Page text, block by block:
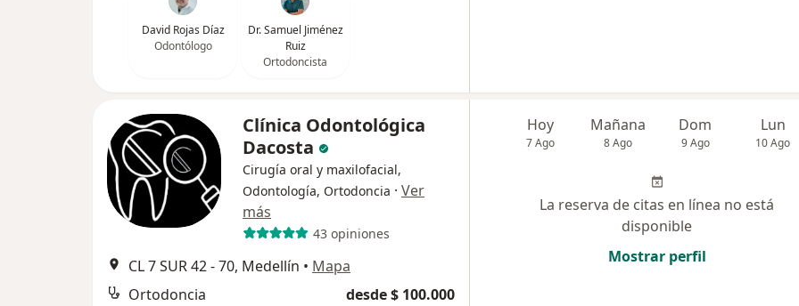
David Rojas Díaz
Odontólogo
Dr. Samuel Jiménez
Ruiz
Ortodoncista
Clínica Odontológica
Dacosta
Cirugía oral y maxilofacial,
Odontología, Ortodoncia · Ver
más
43 opiniones
CL 7 SUR 42 - 70, Medellín • Mapa
Ortodoncia
desde $ 100.000
Hoy
7 Ago
Mañana
8 Ago
Dom
9 Ago
Lun
10 Ago
La reserva de citas en línea no está
disponible
Mostrar perfil